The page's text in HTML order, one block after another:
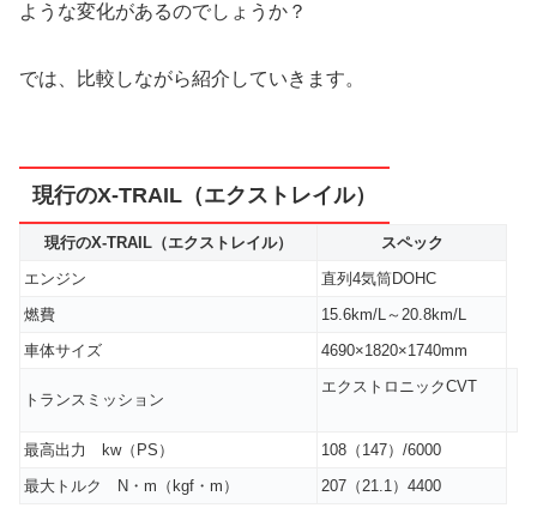
ような変化があるのでしょうか？
では、比較しながら紹介していきます。
現行のX-TRAIL（エクストレイル）
現行のX-TRAIL（エクストレイル）
スペック
エンジン
直列4気筒DOHC
燃費
15.6km/L～20.8km/L
車体サイズ
4690×1820×1740mm
トランスミッション
エクストロニックCVT
最高出力 kw（PS）
108（147）/6000
最大トルク N・m（kgf・m）
207（21.1）4400